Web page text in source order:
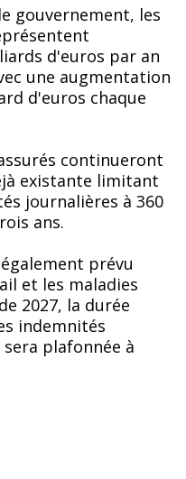
gouvernement, les
d'euros par an
une augmentation
d'euros chaque
continueront
existante limitant
journalières à 360
ans.
prévu
et les maladies
2027, la durée
indemnités
plafonnée à